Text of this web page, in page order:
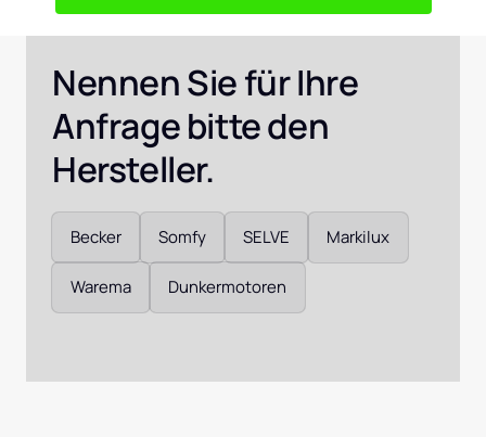
Nennen Sie für Ihre
Anfrage bitte den
Hersteller.
Auswählen
Becker Somfy SELVE Markilux
Warema Dunkermotoren